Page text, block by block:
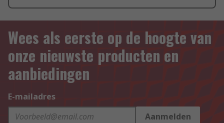
Wees als eerste op de hoogte van
onze nieuwste producten en
aanbiedingen
E-mailadres
Aanmelden